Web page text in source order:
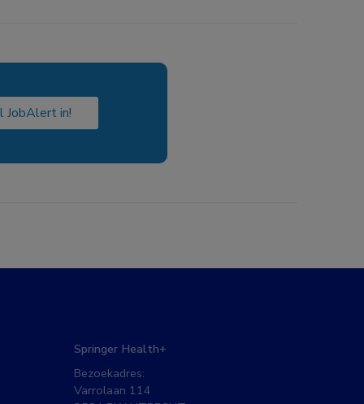
JobAlert in!
Springer Health+
Bezoekadres:
Varrolaan 114